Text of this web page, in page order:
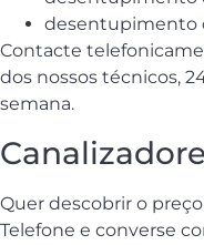
desentupimento
Contacte
dos nossos técnicos,
semana.
Quer descobrir o
Telefone e converse